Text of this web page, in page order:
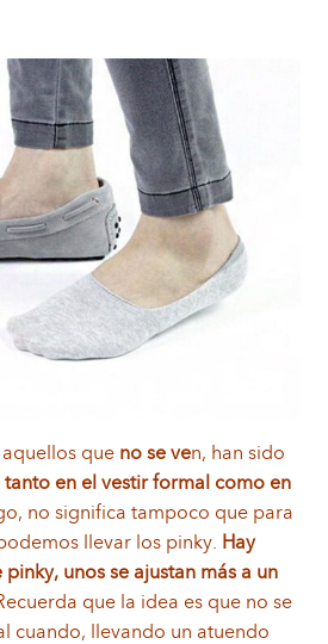
aquellos que no se ven, han sido
tanto en el vestir formal como en
no significa tampoco que para
llevar los pinky.
Hay
unos se ajustan más a un
que la idea es que no se
cuando, llevando un atuendo